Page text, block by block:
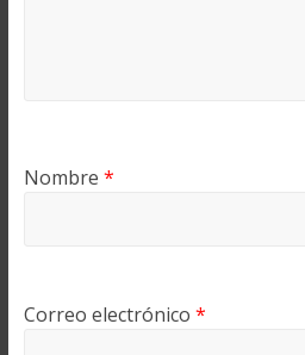
Nombre *
Correo electrónico *